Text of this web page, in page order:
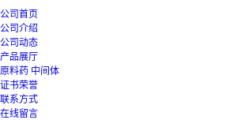
公司首页
公司介绍
公司动态
产品展厅
原料药 中间体
证书荣誉
联系方式
在线留言